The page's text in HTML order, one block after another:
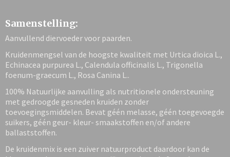
Samenstelling:
Aanvullend diervoeder voor paarden.
Kruidenmengsel van de hoogste kwaliteit met Urtica dioica L.,
Echinacea purpurea L., Calendula officinalis L., Trigonella
foenum-graecum L., Rosa Canina L..
100% Natuurlijke aanvulling als nutritionele ondersteuning
met gedroogde gesneden kruiden zonder
toevoegingsmiddelen. Bevat géén melasse, géén toegevoegde
suikers, géén geur- kleur- smaakstoffen en/of andere
ballaststoffen.
De kruidenmix is een zuiver natuurproduct daardoor kan de